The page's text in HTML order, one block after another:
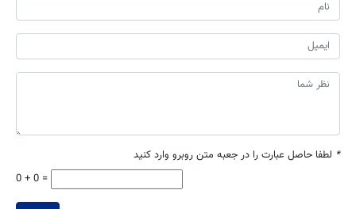
* لطفا حاصل عبارت را در جعبه متن روبرو وارد کنید
0 + 0 =